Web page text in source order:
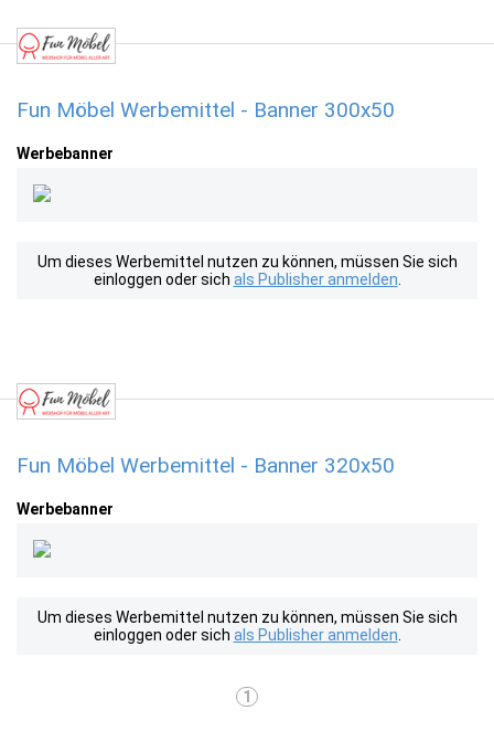
Fun Möbel Werbemittel - Banner 300x50
Werbebanner
Um dieses Werbemittel nutzen zu können, müssen Sie sich
einloggen oder sich als Publisher anmelden
Fun Möbel Werbemittel - Banner 320x50
Werbebanner
Um dieses Werbemittel nutzen zu können, müssen Sie sich
einloggen oder sich als Publisher anmelden
1